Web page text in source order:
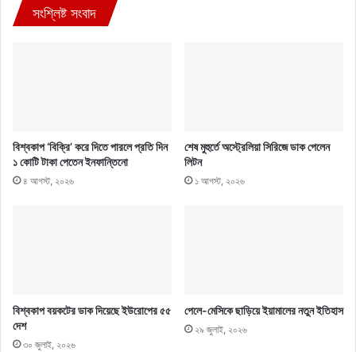
সংশ্লিষ্ট সংবাদ
বিশ্বকাপ ‘বিক্রি’ করে দিতে পারলে প্রতি দিন
১ কোটি টাকা পেতেন ইনফান্তিনো
৪ আগস্ট, ২০২৬
শেষ মুহুর্তে অস্ট্রেলিয়া সিরিজে ডাক পেলেন
লিটন
১ আগস্ট, ২০২৬
বিশ্বকাপ বয়কটের ডাক দিয়েছে ইউরোপের ৫৫
দেশ
৩০ জুলাই, ২০২৬
পেলে-মেসিকে ছাড়িয়ে ইয়ামালের নতুন ইতিহাস
২৯ জুলাই, ২০২৬